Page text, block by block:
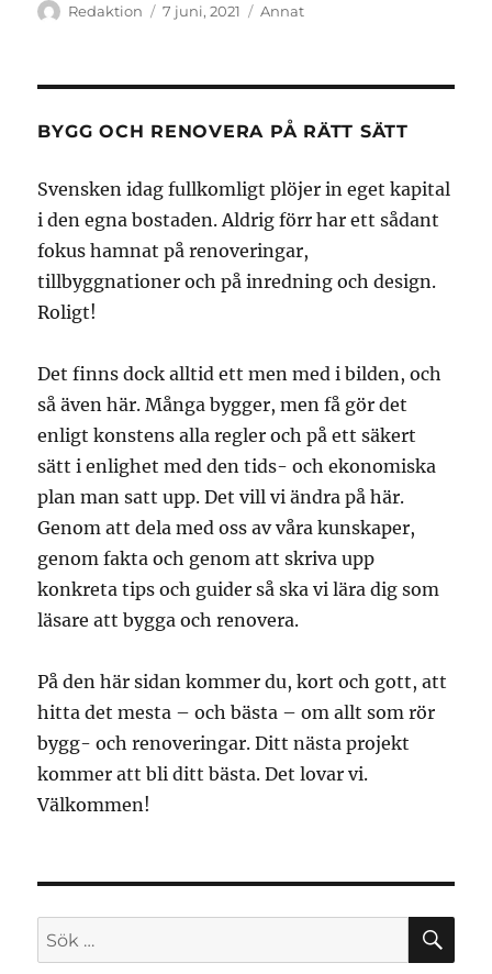
Författare
Redaktion
Publicerat
7 juni, 2021 Kategorier
Annat
BYGG OCH RENOVERA PÅ RÄTT SÄTT
Svensken idag fullkomligt plöjer in eget kapital
i den egna bostaden. Aldrig förr har ett sådant
fokus hamnat på renoveringar,
tillbyggnationer och på inredning och design.
Roligt!
Det finns dock alltid ett men med i bilden, och
så även här. Många bygger, men få gör det
enligt konstens alla regler och på ett säkert
sätt i enlighet med den tids- och ekonomiska
plan man satt upp. Det vill vi ändra på här.
Genom att dela med oss av våra kunskaper,
genom fakta och genom att skriva upp
konkreta tips och guider så ska vi lära dig som
läsare att bygga och renovera.
På den här sidan kommer du, kort och gott, att
hitta det mesta – och bästa – om allt som rör
bygg- och renoveringar. Ditt nästa projekt
kommer att bli ditt bästa. Det lovar vi.
Välkommen!
Sök
efter: